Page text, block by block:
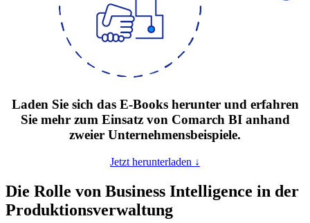
Laden Sie sich das E-Books herunter und erfahren
Sie mehr zum Einsatz von Comarch BI anhand
zweier Unternehmensbeispiele.
Jetzt herunterladen ↓
Die Rolle von Business Intelligence in der
Produktionsverwaltung